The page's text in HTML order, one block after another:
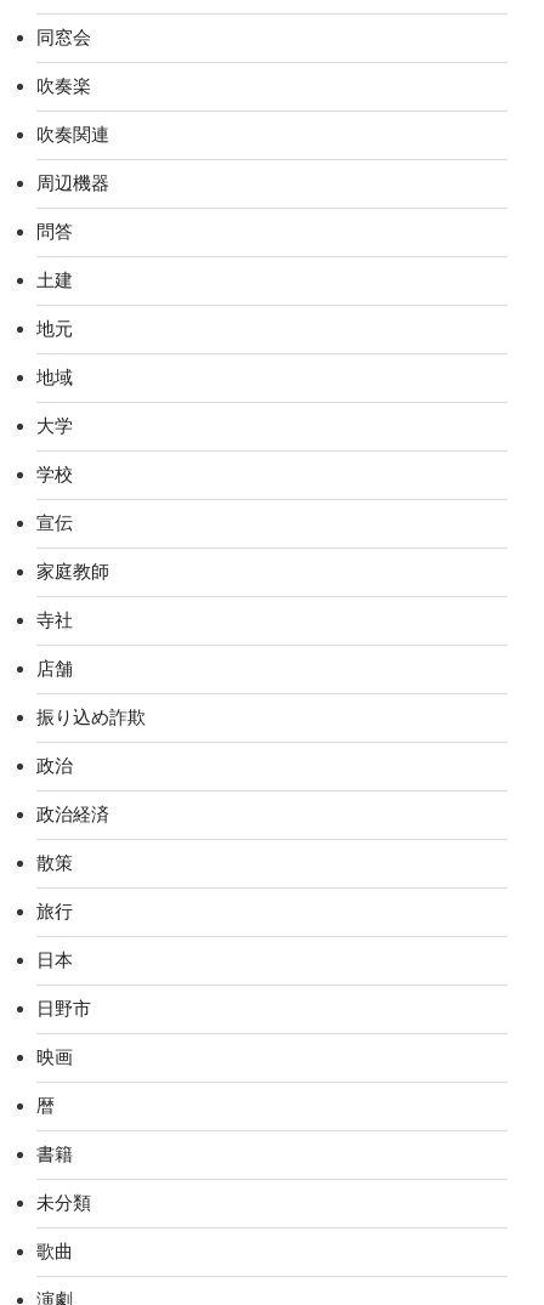
同窓会
吹奏楽
吹奏関連
周辺機器
問答
土建
地元
地域
大学
学校
宣伝
家庭教師
寺社
店舗
振り込め詐欺
政治
政治経済
散策
旅行
日本
日野市
映画
暦
書籍
未分類
歌曲
演劇